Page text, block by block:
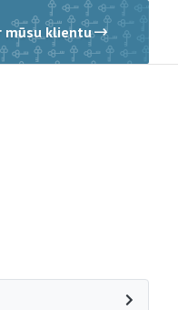
mūsu klientu